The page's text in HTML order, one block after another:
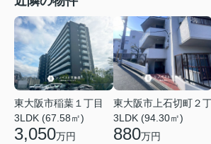
東大阪市稲葉１丁目
3LDK (67.58㎡)
3,050万円
東大阪市上石切町２
3LDK (94.30㎡)
880万円